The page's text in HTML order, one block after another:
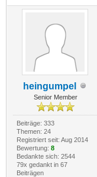
heingumpel
Senior Member
Beiträge: 333
Themen: 24
Registriert seit: Aug 2014
Bewertung: 8
Bedankte sich: 2544
79x gedankt in 67
Beiträgen